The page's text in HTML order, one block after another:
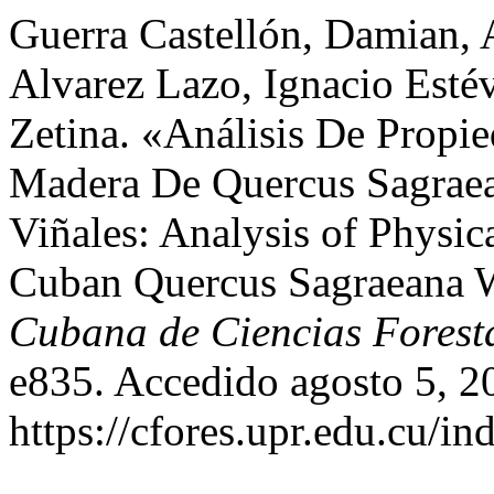
Guerra Castellón,
Alvarez Lazo, Ignacio
Zetina. «Análisis De
Madera De Quercus
Viñales: Analysis of
Cuban Quercus
Cubana de Ciencias
e835. Accedido agosto 5,
https://cfores.upr.edu.cu/